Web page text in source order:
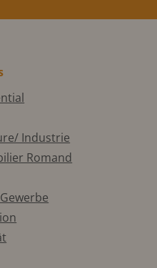
Industrie
Romand